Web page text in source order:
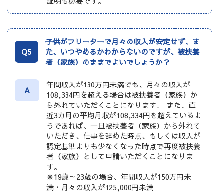
Q5
子供がフリーターで月々の収入が安定せず、ま
た、いつやめるかわからないのですが、被扶養
者（家族）のままでよいでしょうか？
A
年間収入が130万円未満でも、月々の収入が
108,334円を超える場合は被扶養者（家族）か
ら外れていただくことになります。 また、直
近3カ月の平均月収が108,334円を超えているよ
うであれば、一旦被扶養者（家族）から外れて
いただき、仕事を辞めた時点、もしくは収入が
認定基準よりも少なくなった時点で再度被扶養
者（家族）として申請いただくことになりま
す。
※19歳～23歳の場合、年間収入が150万円未
満・月々の収入が125,000円未満